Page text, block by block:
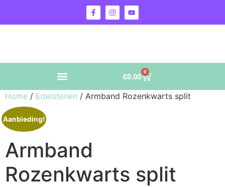
€0.00
0
Home / Edelstenen / Armband Rozenkwarts split
Aanbieding!
Armband
Rozenkwarts split